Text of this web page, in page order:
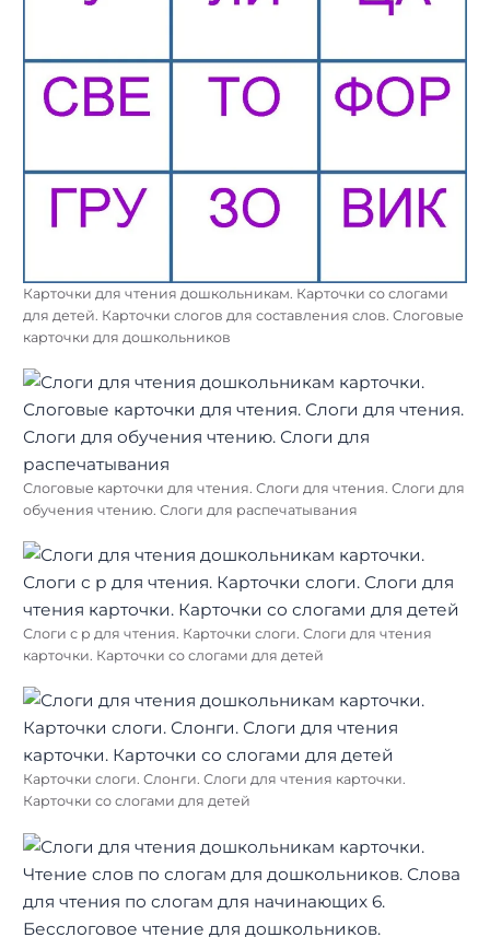
Карточки для чтения дошкольникам. Карточки со слогами
для детей. Карточки слогов для составления слов. Слоговые
карточки для дошкольников
Слоговые карточки для чтения. Слоги для чтения. Слоги для
обучения чтению. Слоги для распечатывания
Слоги с р для чтения. Карточки слоги. Слоги для чтения
карточки. Карточки со слогами для детей
Карточки слоги. Слонги. Слоги для чтения карточки.
Карточки со слогами для детей